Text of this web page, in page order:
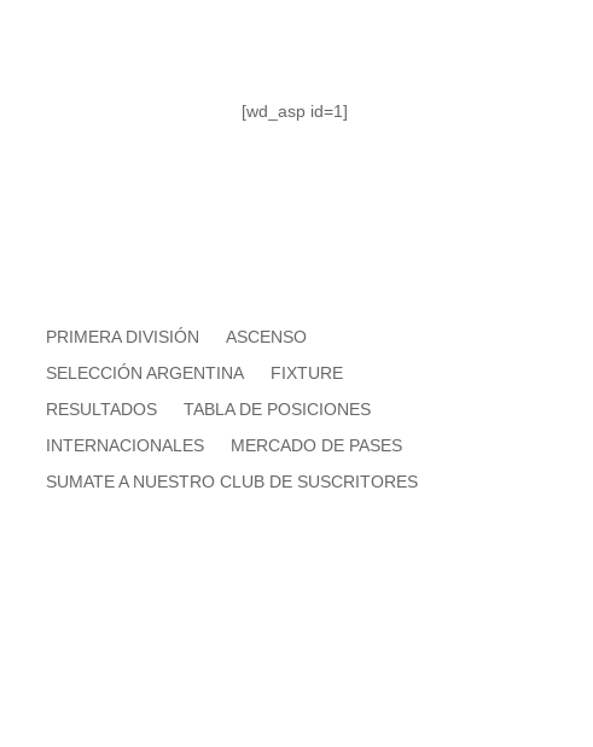
[wd_asp id=1]
PRIMERA DIVISIÓN
ASCENSO
SELECCIÓN ARGENTINA
FIXTURE
RESULTADOS
TABLA DE POSICIONES
INTERNACIONALES
MERCADO DE PASES
SUMATE A NUESTRO CLUB DE SUSCRITORES